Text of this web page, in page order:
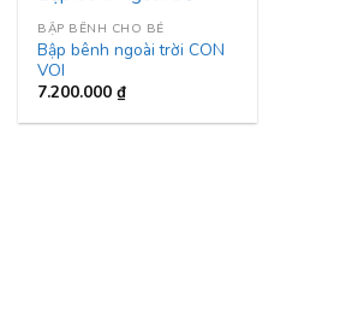
BẬP BÊNH CHO BÉ
Bập bênh ngoài trời CON
VOI
7.200.000₫